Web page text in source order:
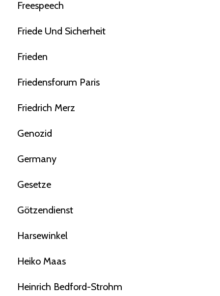
Freespeech
Friede Und Sicherheit
Frieden
Friedensforum Paris
Friedrich Merz
Genozid
Germany
Gesetze
Götzendienst
Harsewinkel
Heiko Maas
Heinrich Bedford-Strohm